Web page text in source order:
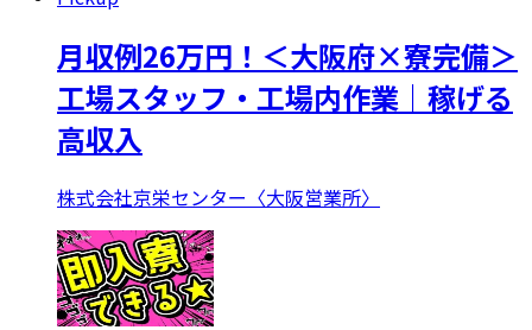
月収例26万円！＜大阪府×寮完備＞
工場スタッフ・工場内作業｜稼げる
高収入
株式会社京栄センター〈大阪営業所〉